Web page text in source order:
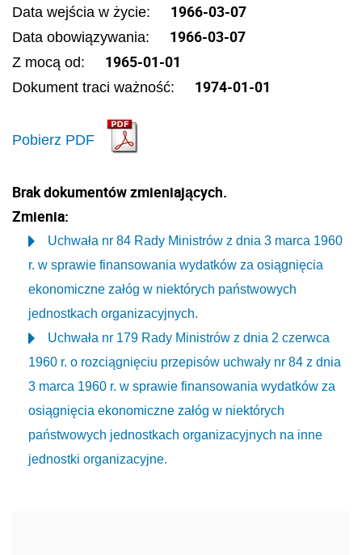
Data wejścia w życie: 1966-03-07
Data obowiązywania: 1966-03-07
Z mocą od: 1965-01-01
Dokument traci ważność: 1974-01-01
Pobierz PDF
Brak dokumentów zmieniających.
Zmienia:
Uchwała nr 84 Rady Ministrów z dnia 3 marca 1960
r. w sprawie finansowania wydatków za osiągnięcia
ekonomiczne załóg w niektórych państwowych
jednostkach organizacyjnych.
Uchwała nr 179 Rady Ministrów z dnia 2 czerwca
1960 r. o rozciągnięciu przepisów uchwały nr 84 z dnia
3 marca 1960 r. w sprawie finansowania wydatków za
osiągnięcia ekonomiczne załóg w niektórych
państwowych jednostkach organizacyjnych na inne
jednostki organizacyjne.